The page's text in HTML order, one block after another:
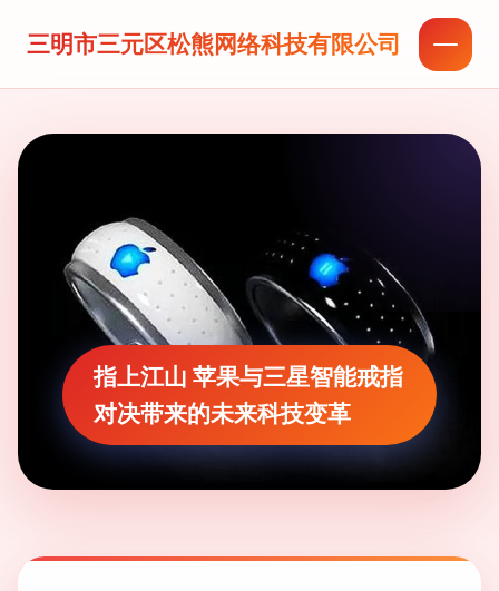
三明市三元区松熊网络科技有限公司
指上江山 苹果与三星智能戒指
对决带来的未来科技变革